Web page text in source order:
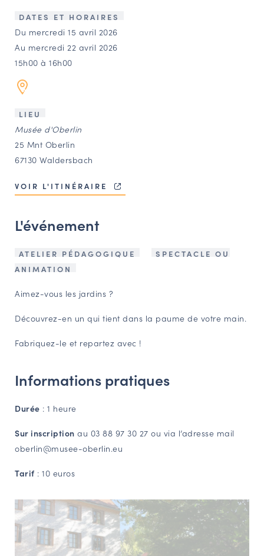
CONTACT
Agenda
Annuaire
Ressources
OFFRES D’EMPLOI ET DE STAGE
OUTILS EN LIGNE
Espace acteurs
PORTAIL CULTURE
Comité d'Histoire Régionale
VOUS ÊTES…
Responsables de structures
DATES ET HORAIRES
Du mercredi 15 avril 2026
Au mercredi 22 avril 2026
15h00 à 16h00
LIEU
Musée d'Oberlin
25 Mnt Oberlin
67130 Waldersbach
VOIR L'ITINÉRAIRE
L'événement
ATELIER PÉDAGOGIQUE
SPECTACLE OU
ANIMATION
Aimez-vous les jardins ?
Découvrez-en un qui tient dans la paume de votre main.
Fabriquez-le et repartez avec !
Informations pratiques
Durée : 1 heure
Sur inscription au 03 88 97 30 27 ou via l’adresse mail
oberlin@musee-oberlin.eu
Tarif : 10 euros